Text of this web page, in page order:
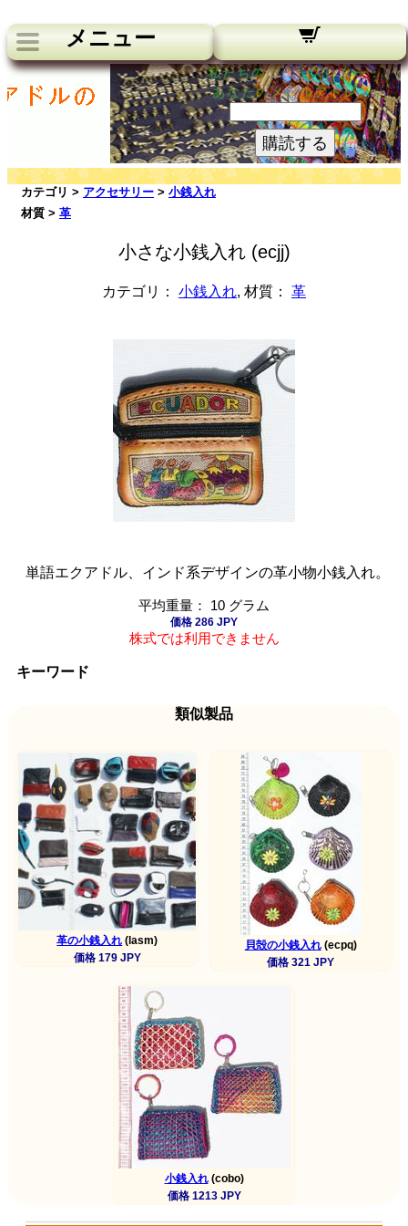
メニュー
私たちのニュースレター：
あなたのメールアドレス:
購読する
カテゴリ > アクセサリー > 小銭入れ
材質 > 革
小さな小銭入れ (ecjj)
カテゴリ： 小銭入れ, 材質： 革
単語エクアドル、インド系デザインの革小物小銭入れ。
平均重量： 10 グラム
価格 286 JPY
株式では利用できません
キーワード
類似製品
革の小銭入れ (lasm)
価格 179 JPY
貝殻の小銭入れ(ecpq)
価格 321 JPY
小銭入れ(cobo)
価格 1213 JPY